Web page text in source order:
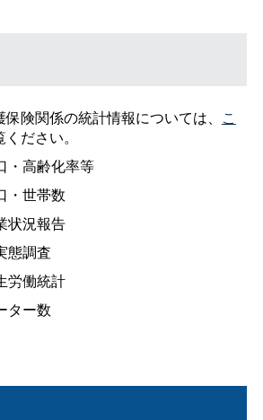
険関係の統計情報については、 こ
ださい。
・高齢化率等
・世帯数
状況報告
態調査
労働統計
ター数